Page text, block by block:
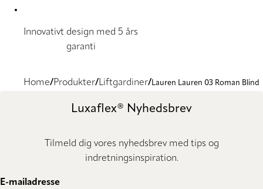
Innovativt design med 5 års
garanti
Home Produkter Liftgardiner Lauren Lauren 03 Roman Blind
Luxaflex® Nyhedsbrev
Tilmeld dig vores nyhedsbrev med tips og
indretningsinspiration.
E-mailadresse